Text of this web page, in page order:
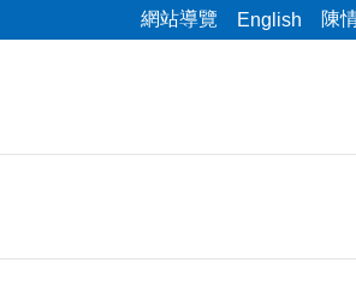
網站導覽 English 陳